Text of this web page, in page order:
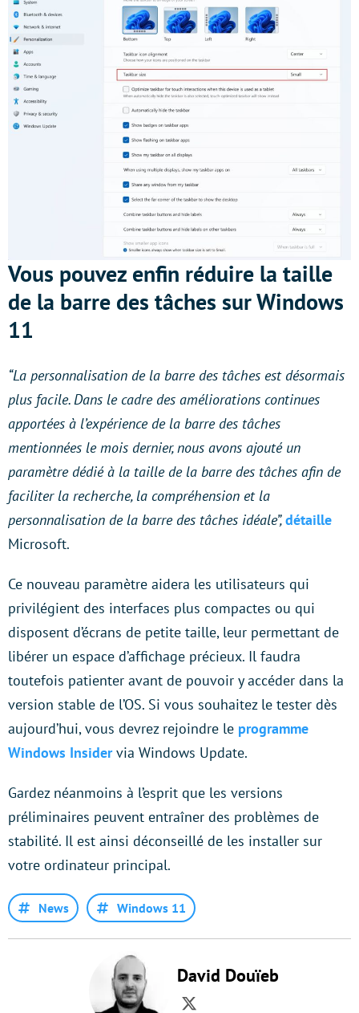
Vous pouvez enfin réduire la taille
de la barre des tâches sur Windows
11
“La personnalisation de la barre des tâches est désormais
plus facile. Dans le cadre des améliorations continues
apportées à l’expérience de la barre des tâches
mentionnées le mois dernier, nous avons ajouté un
paramètre dédié à la taille de la barre des tâches afin de
faciliter la recherche, la compréhension et la
personnalisation de la barre des tâches idéale”,détaille
Microsoft.
Ce nouveau paramètre aidera les utilisateurs qui
privilégient des interfaces plus compactes ou qui
disposent d’écrans de petite taille, leur permettant de
libérer un espace d’affichage précieux. Il faudra
toutefois patienter avant de pouvoir y accéder dans la
version stable de l’OS. Si vous souhaitez le tester dès
aujourd’hui, vous devrez rejoindre le programme
Windows Insidervia Windows Update.
Gardez néanmoins à l’esprit que les versions
préliminaires peuvent entraîner des problèmes de
stabilité. Il est ainsi déconseillé de les installer sur
votre ordinateur principal.
News Windows 11
David Douïeb